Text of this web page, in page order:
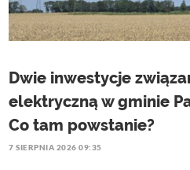
Dwie inwestycje
elektryczną w gminie
Co tam powstanie?
7 SIERPNIA 2026 09:35